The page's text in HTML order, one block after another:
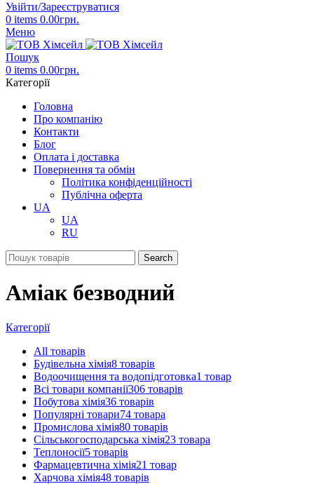
Увійти/Зареєструватися
0 items 0.00грн.
Меню
Пошук
0 items 0.00грн.
Категорії
Головна
Про компанію
Контакти
Блог
Оплата і доставка
Повернення та обмін
Політика конфіденційності
Публічна оферта
UA
UA
RU
Search
Аміак безводний
Категорії
All товарів
Будівельна хімія8 товарів
Водоочищення та водопідготовка1 товар
Всі товари компанії306 товарів
Побутова хімія36 товарів
Популярні товари74 товара
Промислова хімія80 товарів
Сільськогосподарська хімія23 товара
Теплоносії5 товарів
Фармацевтична хімія21 товар
Харчова хімія48 товарів